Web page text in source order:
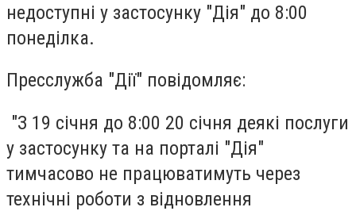
недоступні у застосунку "Дія" до 8:00
понеділка.
Пресслужба "Дії" повідомляє:
"З 19 січня до 8:00 20 січня деякі послуги
у застосунку та на порталі "Дія"
тимчасово не працюватимуть через
технічні роботи з відновлення